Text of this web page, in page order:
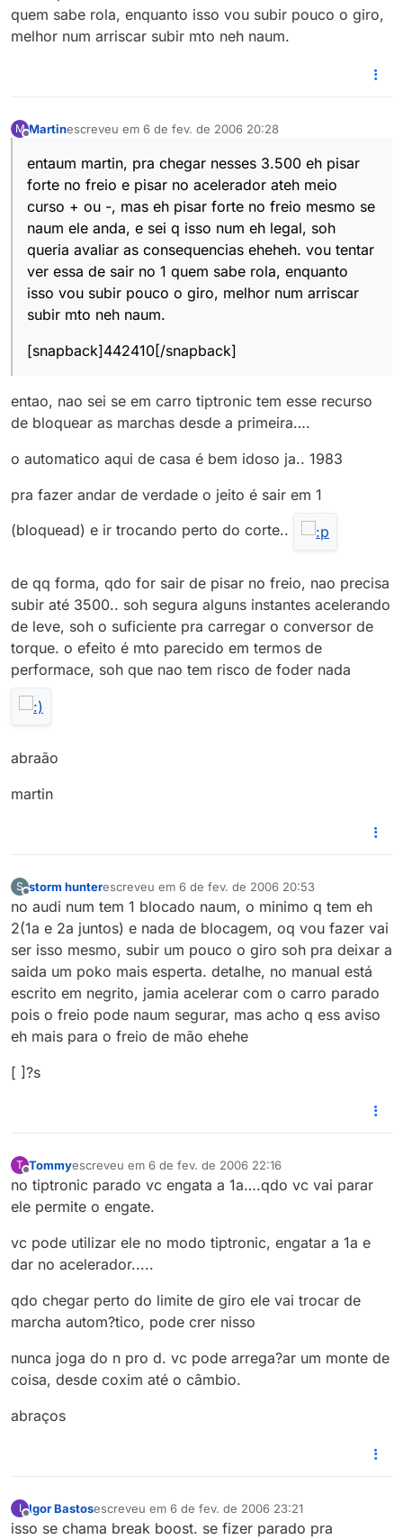
quem sabe rola, enquanto isso vou subir pouco o giro,
melhor num arriscar subir mto neh naum.
M Martinescreveu em 6 de fev. de 2006 20:28
última edição por
entaum martin, pra chegar nesses 3.500 eh pisar
forte no freio e pisar no acelerador ateh meio
curso + ou -, mas eh pisar forte no freio mesmo se
naum ele anda, e sei q isso num eh legal, soh
queria avaliar as consequencias eheheh. vou tentar
ver essa de sair no 1 quem sabe rola, enquanto
isso vou subir pouco o giro, melhor num arriscar
subir mto neh naum.
[snapback]442410[/snapback]
entao, nao sei se em carro tiptronic tem esse recurso
de bloquear as marchas desde a primeira….
o automatico aqui de casa é bem idoso ja.. 1983
pra fazer andar de verdade o jeito é sair em 1
(bloquead) e ir trocando perto do corte..
de qq forma, qdo for sair de pisar no freio, nao precisa
subir até 3500.. soh segura alguns instantes acelerando
de leve, soh o suficiente pra carregar o conversor de
torque. o efeito é mto parecido em termos de
performace, soh que nao tem risco de foder nada
abraão
martin
S
Offline
storm hunterescreveu em 6 de fev. de 2006 20:53
última edição por
no audi num tem 1 blocado naum, o minimo q tem eh
2(1a e 2a juntos) e nada de blocagem, oq vou fazer vai
ser isso mesmo, subir um pouco o giro soh pra deixar a
saida um poko mais esperta. detalhe, no manual está
escrito em negrito, jamia acelerar com o carro parado
pois o freio pode naum segurar, mas acho q ess aviso
eh mais para o freio de mão ehehe
[ ]?s
T
Offline
Tommyescreveu em 6 de fev. de 2006 22:16
última edição por
no tiptronic parado vc engata a 1a….qdo vc vai parar
ele permite o engate.
vc pode utilizar ele no modo tiptronic, engatar a 1a e
dar no acelerador.....
qdo chegar perto do limite de giro ele vai trocar de
marcha autom?tico, pode crer nisso
nunca joga do n pro d. vc pode arrega?ar um monte de
coisa, desde coxim até o câmbio.
abraços
I Igor Bastosescreveu em 6 de fev. de 2006 23:21
última edição por
isso se chama break boost. se fizer parado pra